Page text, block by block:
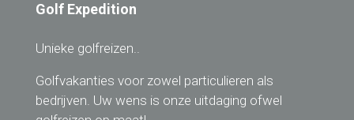
Golf Expedition
Unieke golfreizen..
Golfvakanties voor zowel particulieren als
bedrijven. Uw wens is onze uitdaging ofwel